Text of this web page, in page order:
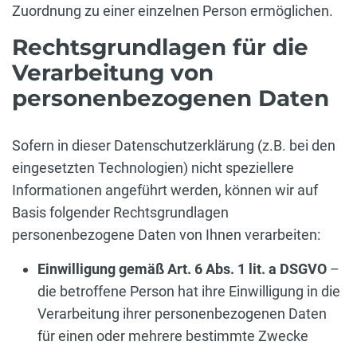
Zuordnung zu einer einzelnen Person ermöglichen.
Rechtsgrundlagen für die
Verarbeitung von
personenbezogenen Daten
Sofern in dieser Datenschutzerklärung (z.B. bei den
eingesetzten Technologien) nicht speziellere
Informationen angeführt werden, können wir auf
Basis folgender Rechtsgrundlagen
personenbezogene Daten von Ihnen verarbeiten:
Einwilligung gemäß Art. 6 Abs. 1 lit. a DSGVO –
die betroffene Person hat ihre Einwilligung in die
Verarbeitung ihrer personenbezogenen Daten
für einen oder mehrere bestimmte Zwecke